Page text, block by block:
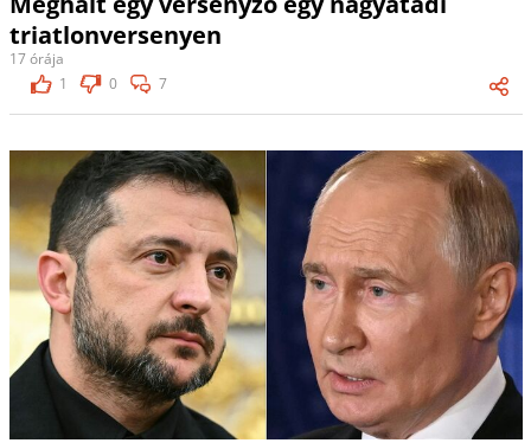
triatlonversenyen
17 órája
1
0 7